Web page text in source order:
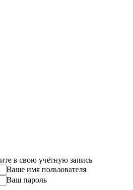
в свою учётную запись
Ваше имя пользователя
Ваш пароль